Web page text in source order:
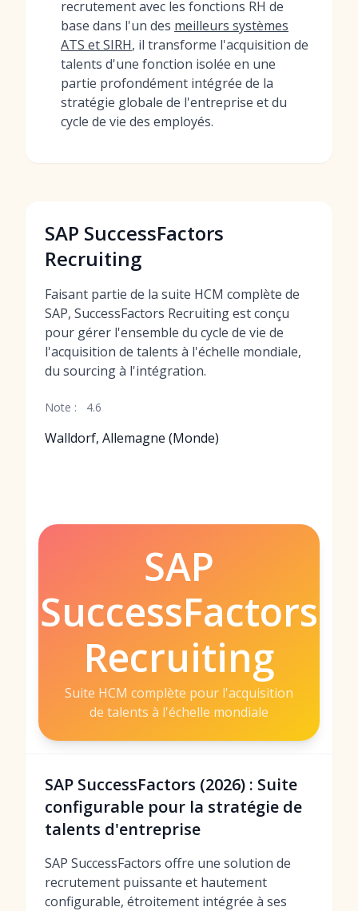
recrutement avec les fonctions RH de
base dans l'un des meilleurs systèmes
ATS et SIRH, il transforme l'acquisition de
talents d'une fonction isolée en une
partie profondément intégrée de la
stratégie globale de l'entreprise et du
cycle de vie des employés.
SAP SuccessFactors
Recruiting
Faisant partie de la suite HCM complète de
SAP, SuccessFactors Recruiting est conçu
pour gérer l'ensemble du cycle de vie de
l'acquisition de talents à l'échelle mondiale,
du sourcing à l'intégration.
Note : 4.6
Walldorf, Allemagne (Monde)
SAP
SuccessFactors
Recruiting
Suite HCM complète pour l'acquisition
de talents à l'échelle mondiale
SAP SuccessFactors (2026) : Suite
configurable pour la stratégie de
talents d'entreprise
SAP SuccessFactors offre une solution de
recrutement puissante et hautement
configurable, étroitement intégrée à ses